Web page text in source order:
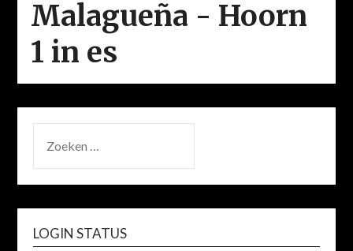
Malagueña - Hoorn
1 in es
NAAR:
LOGIN STATUS